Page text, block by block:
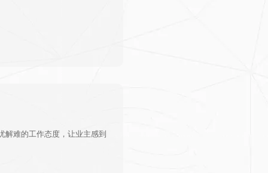
解难的工作态度，让业主感到